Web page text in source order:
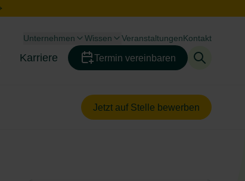
Unternehmen
Toggle menu
Wissen
Toggle menu
VeranstaltungenKontakt
Karriere
Toggle menu
Termin vereinbaren
Jetzt auf Stelle bewerben